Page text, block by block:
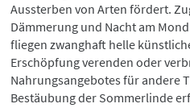
Aussterben von Arten fördert.
Dämmerung und Nacht am
fliegen zwanghaft helle
Erschöpfung verenden oder
Nahrungsangebotes für andere
Bestäubung der Sommerlinde